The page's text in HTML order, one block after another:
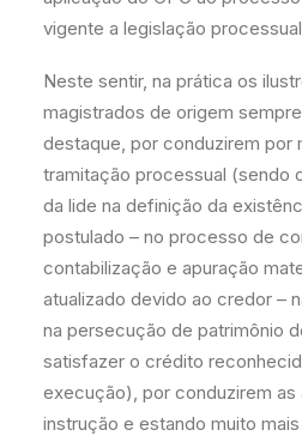
vigente a legislação
Neste sentir, na prática os
magistrados de origem
destaque, por conduzirem por
tramitação processual (sendo
da lide na definição da
postulado – no processo de
contabilização e apuração
atualizado devido ao credor –
na persecução de patrimônio
satisfazer o crédito
execução), por conduzirem as
instrução e estando muito